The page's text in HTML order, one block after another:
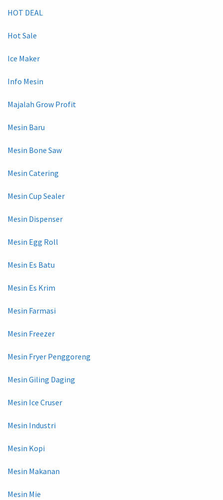
HOT DEAL
Hot Sale
Ice Maker
Info Mesin
Majalah Grow Profit
Mesin Baru
Mesin Bone Saw
Mesin Catering
Mesin Cup Sealer
Mesin Dispenser
Mesin Egg Roll
Mesin Es Batu
Mesin Es Krim
Mesin Farmasi
Mesin Freezer
Mesin Fryer Penggoreng
Mesin Giling Daging
Mesin Ice Cruser
Mesin Industri
Mesin Kopi
Mesin Makanan
Mesin Mie